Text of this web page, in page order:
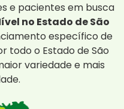
e pacientes em busca
no Estado de São
específico de
todo o Estado de São
variedade e mais